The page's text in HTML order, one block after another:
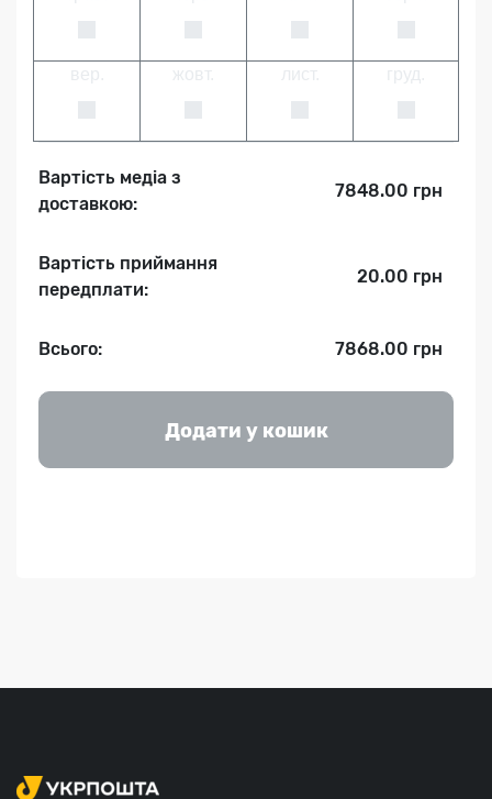
Вартість медіа з
доставкою:
7848.00 грн
Вартість приймання
передплати:
20.00 грн
Всього: 7868.00 грн
Додати у кошик